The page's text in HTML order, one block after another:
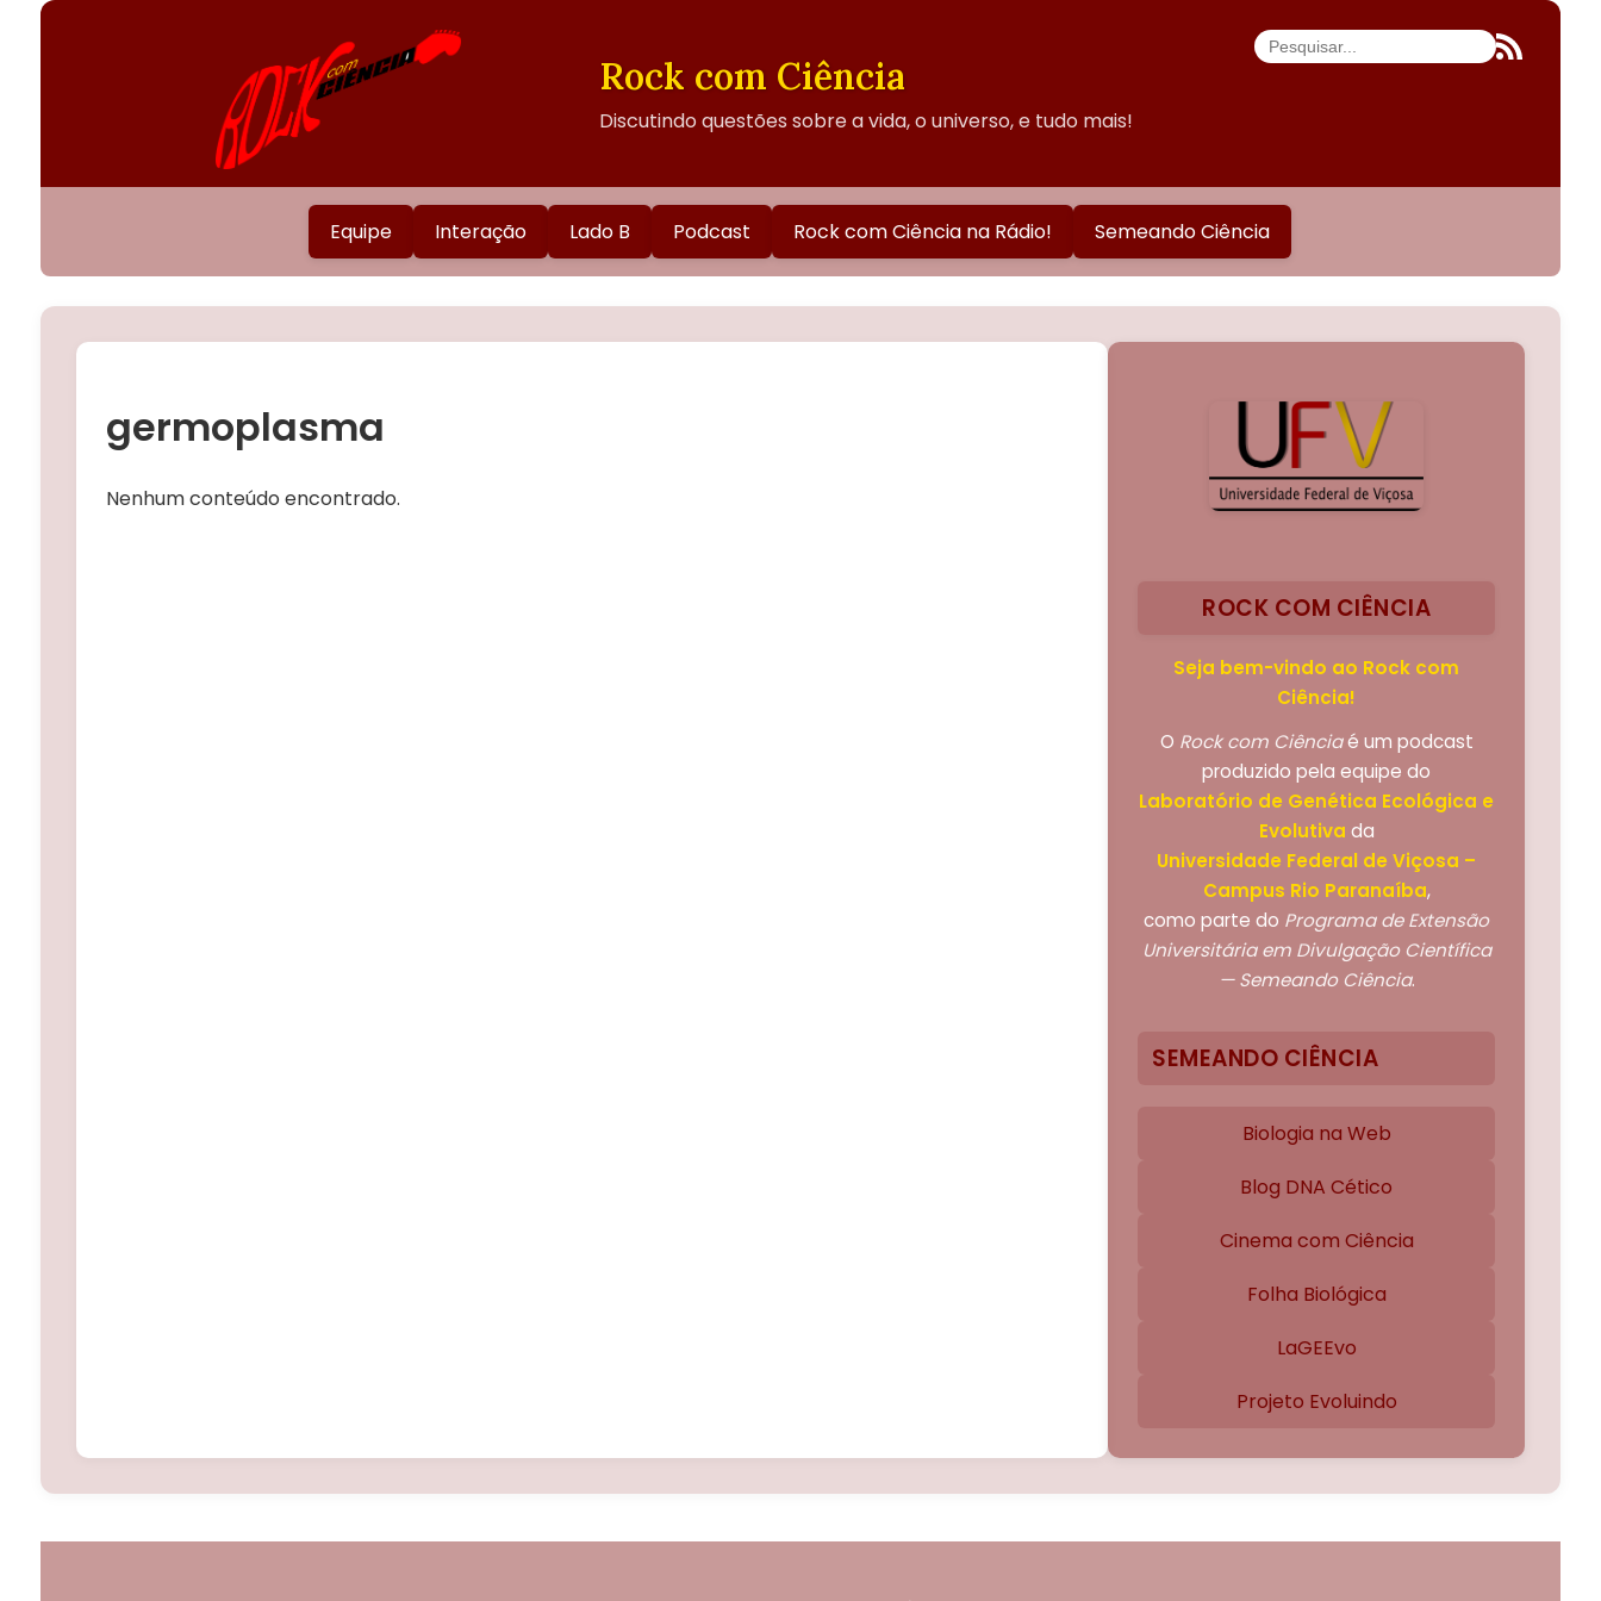
Rock com Ciência
Discutindo questões sobre a vida, o universo, e tudo mais!
Equipe Interação Lado B Podcast Rock com Ciência na Rádio! Semeando Ciência
germoplasma
Nenhum conteúdo encontrado.
ROCK COM CIÊNCIA
Seja bem-vindo ao Rock com
Ciência!
O Rock com Ciênciaé um podcast
produzido pela equipe do
Laboratório de Genética Ecológica e
Evolutiva da
Universidade Federal de Viçosa –
Campus Rio Paranaíba,
como parte do Programa de Extensão
Universitária em Divulgação Científica
— Semeando Ciência.
SEMEANDO CIÊNCIA
Biologia na Web
Blog DNA Cético
Cinema com Ciência
Folha Biológica
LaGEEvo
Projeto Evoluindo